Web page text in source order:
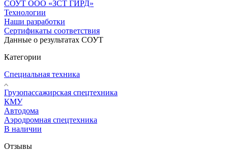
СОУТ ООО «ЗСТ ГИРД»
Технологии
Наши разработки
Сертификаты соответствия
Данные о результатах СОУТ
Категории
Специальная техника
Грузопассажирская спецтехника
КМУ
Автодома
Аэродромная спецтехника
В наличии
Отзывы